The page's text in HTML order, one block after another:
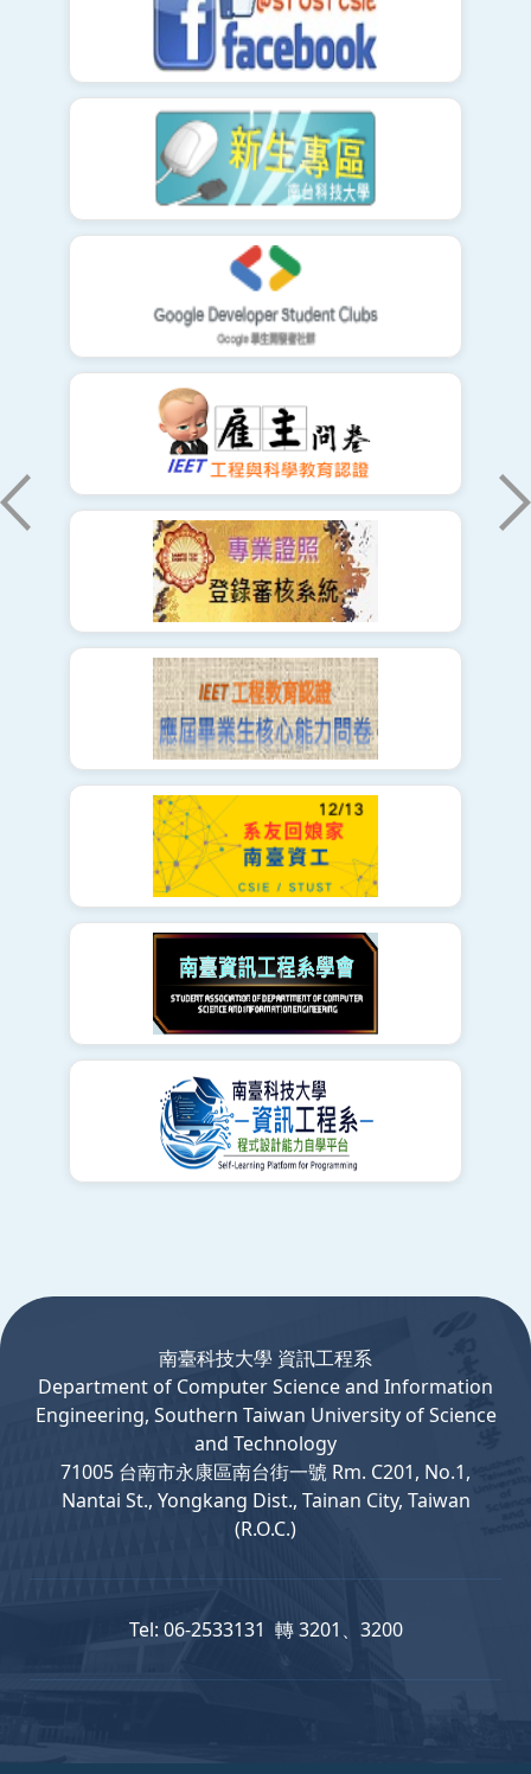
南臺科技大學 資訊工程系
Departmentof ComputerScience and Information
Engineering, Southern Taiwan University of Science
and Technology
71005 台南市永康區南台街一號 Rm. C201, No.1,
Nantai St., Yongkang Dist., Tainan City, Taiwan
(R.O.C.)
Tel: 06-2533131 轉 3201、3200